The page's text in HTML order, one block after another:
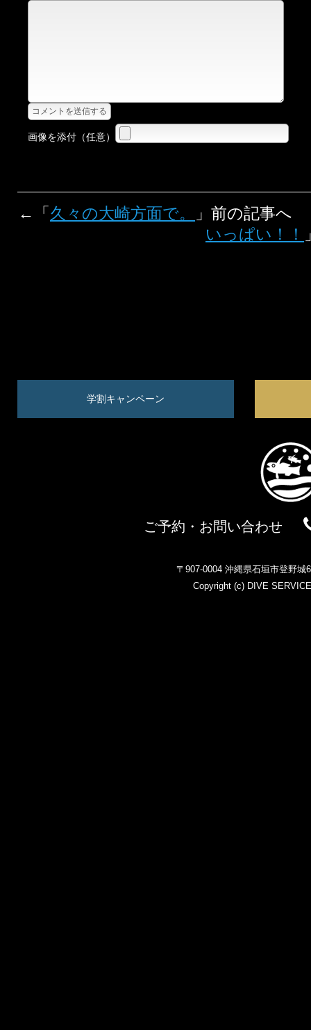
画像を添付（任意）
←「久々の大崎方面で。
」前の記事
いっぱい！！
学割キャンペーン
ご予約・お問い合わせ
〒907-0004 沖縄県石垣市登野城
Copyright (c) DIVE